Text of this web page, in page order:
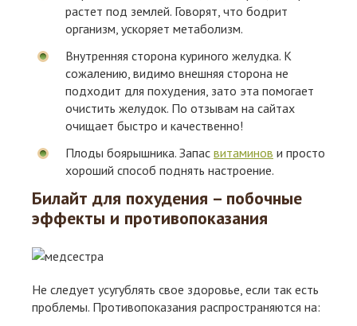
растет под землей. Говорят, что бодрит
организм, ускоряет метаболизм.
Внутренняя сторона куриного желудка. К
сожалению, видимо внешняя сторона не
подходит для похудения, зато эта помогает
очистить желудок. По отзывам на сайтах
очищает быстро и качественно!
Плоды боярышника. Запас витаминов и просто
хороший способ поднять настроение.
Билайт для похудения – побочные
эффекты и противопоказания
Не следует усугублять свое здоровье, если так есть
проблемы. Противопоказания распространяются на: